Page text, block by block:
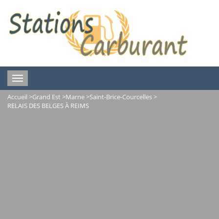
Toggle
navigation
Accueil >Grand Est >Marne>Saint-Brice-Courcelles>
RELAIS DES BELGES À REIMS